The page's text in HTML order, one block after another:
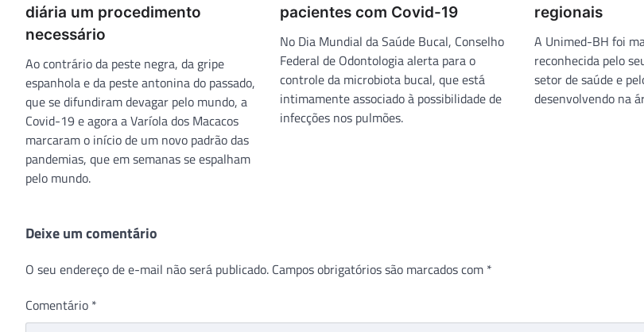
diária um procedimento
necessário
Ao contrário da peste negra, da gripe
espanhola e da peste antonina do passado,
que se difundiram devagar pelo mundo, a
Covid-19 e agora a Varíola dos Macacos
marcaram o início de um novo padrão das
pandemias, que em semanas se espalham
pelo mundo.
pacientes com Covid-19
No Dia Mundial da Saúde Bucal, Conselho
Federal de Odontologia alerta para o
controle da microbiota bucal, que está
intimamente associado à possibilidade de
infecções nos pulmões.
regionais
A Unimed-BH foi
reconhecida pelo
setor de saúde e
desenvolvendo na
Deixe um comentário
O seu endereço de e-mail não será publicado. Campos obrigatórios são marcados com *
Comentário *